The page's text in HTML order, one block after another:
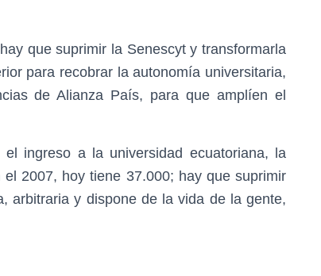
que suprimir la Senescyt y transformarla
para recobrar la autonomía universitaria,
de Alianza País, para que amplíen el
ingreso a la universidad ecuatoriana, la
2007, hoy tiene 37.000; hay que suprimir
arbitraria y dispone de la vida de la gente,